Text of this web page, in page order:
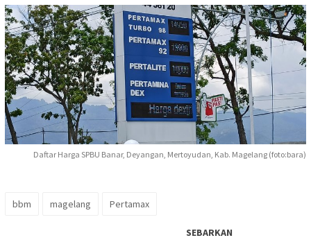
Daftar Harga SPBU Banar, Deyangan, Mertoyudan, Kab. Magelang (foto:bara)
bbm magelang Pertamax
SEBARKAN